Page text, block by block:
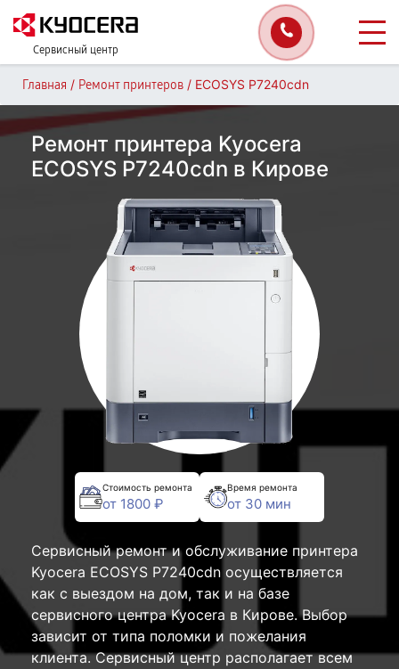
Сервисный центр
Главная / Ремонт принтеров / ECOSYS P7240cdn
Ремонт принтера Kyocera
ECOSYS P7240cdn в Кирове
Стоимость ремонта
от 1800 ₽
Время ремонта
от 30 мин
Сервисный ремонт и обслуживание принтера
Kyocera ECOSYS P7240cdn осуществляется
как с выездом на дом, так и на базе
сервисного центра Kyocera в Кирове. Выбор
зависит от типа поломки и пожелания
клиента. Сервисный центр располагает всем